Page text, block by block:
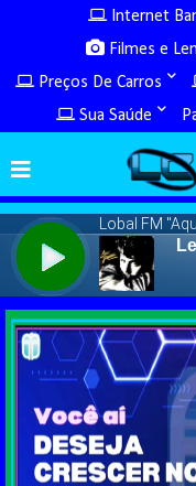
Internet
Filmes e
Preços De Carros
Sua Saúde